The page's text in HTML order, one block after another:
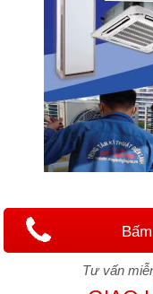
Tư vấn